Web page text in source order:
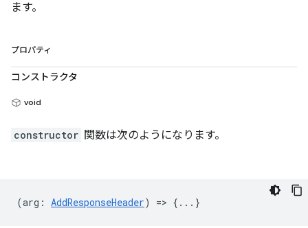
ます。
プロパティ
コンストラクタ
void
constructor 関数は次のようになります。
(arg : AddResponseHeader) => {...}